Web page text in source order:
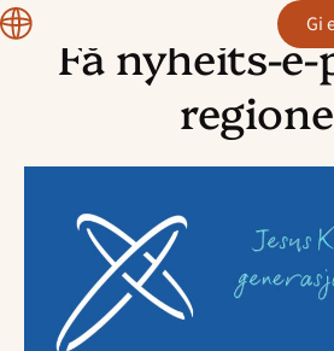
Hopp
Region
Sogn
Fjordane
Gi
Få nyheits-